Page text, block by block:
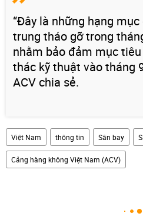
“Đây là những hạng
trung tháo gỡ trong
nhằm bảo đảm mục
thác kỹ thuật vào tháng
ACV chia sẻ.
Việt Nam thông tin Sân bay
Cảng hàng không Việt Nam (ACV)